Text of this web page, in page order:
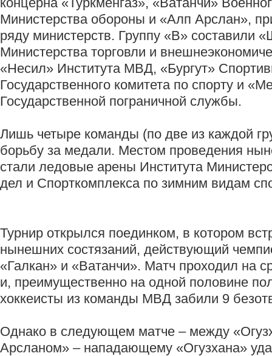
Министерства обороны и «Алп Арслан»,
ряду министерств. Группу «В» составили
Министерства торговли и
«Несил» Института МВД, «Бургут»
Государственного комитета по спорту и
Государственной пограничной службы.
Лишь четыре команды (по две из каждой
борьбу за медали. Местом проведения
стали ледовые арены Института
дел и Спорткомплекса по зимним видам
Турнир открылся поединком, в котором
нынешних состязаний, действующий
«Галкан» и «Ватанчи». Матч проходил на
и, преимущественно на одной половине
хоккеисты из команды МВД забили 9
Однако в следующем матче – между
Арсланом» – нападающему «Огузхана»